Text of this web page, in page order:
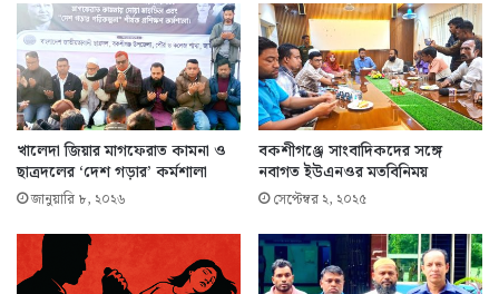
খালেদা জিয়ার মাগফেরাত কামনা ও
ছাত্রদলের ‘দেশ গড়ার’ কর্মশালা
জানুয়ারি ৮, ২০২৬
বকশীগঞ্জে সাংবাদিকদের সঙ্গে
নবাগত ইউএনওর মতবিনিময়
সেপ্টেম্বর ২, ২০২৫